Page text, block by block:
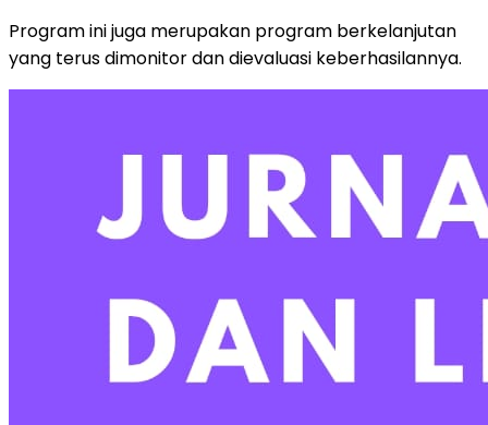
Program ini juga merupakan program berkelanjutan
yang terus dimonitor dan dievaluasi keberhasilannya.